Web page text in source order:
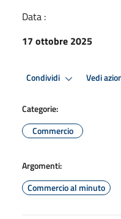
Data :
17 ottobre 2025
Condividi Vedi
Categorie:
Commercio
Argomenti:
Commercio al minuto